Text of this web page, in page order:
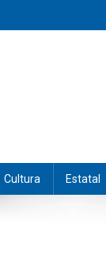
Cultura Estatal